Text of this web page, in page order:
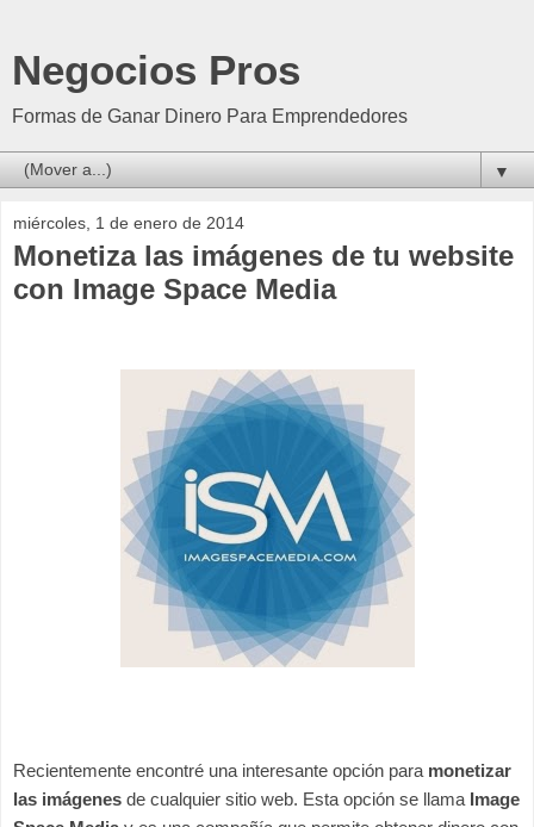
Negocios Pros
Formas de Ganar Dinero Para Emprendedores
▼
miércoles, 1 de enero de 2014
Monetiza las imágenes de tu website
con Image Space Media
Recientemente encontré una interesante opción para monetizar
las imágenes de cualquier sitio web. Esta opción se llama Image